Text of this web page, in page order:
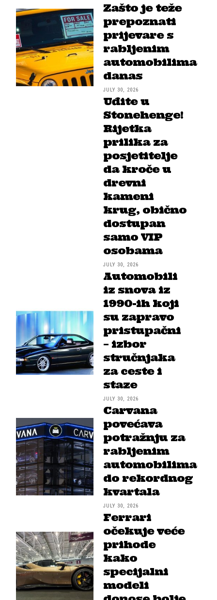
Zašto je teže
prepoznati
prijevare s
rabljenim
automobilima
danas
JULY 30, 2026
Uđite u
Stonehenge!
Rijetka
prilika za
posjetitelje
da kroče u
drevni
kameni
krug, obično
dostupan
samo VIP
osobama
JULY 30, 2026
Automobili
iz snova iz
1990-ih koji
su zapravo
pristupačni
– izbor
stručnjaka
za ceste i
staze
JULY 30, 2026
Carvana
povećava
potražnju za
rabljenim
automobilima
do rekordnog
kvartala
JULY 30, 2026
Ferrari
očekuje veće
prihode
kako
specijalni
modeli